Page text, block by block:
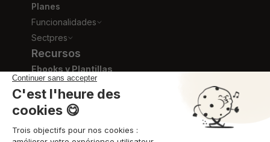
Planes
Funcionalidades
Sectpres
Recursos
Ebooks y Plantillas
Blog
Videos de formación
Centro de ayuda